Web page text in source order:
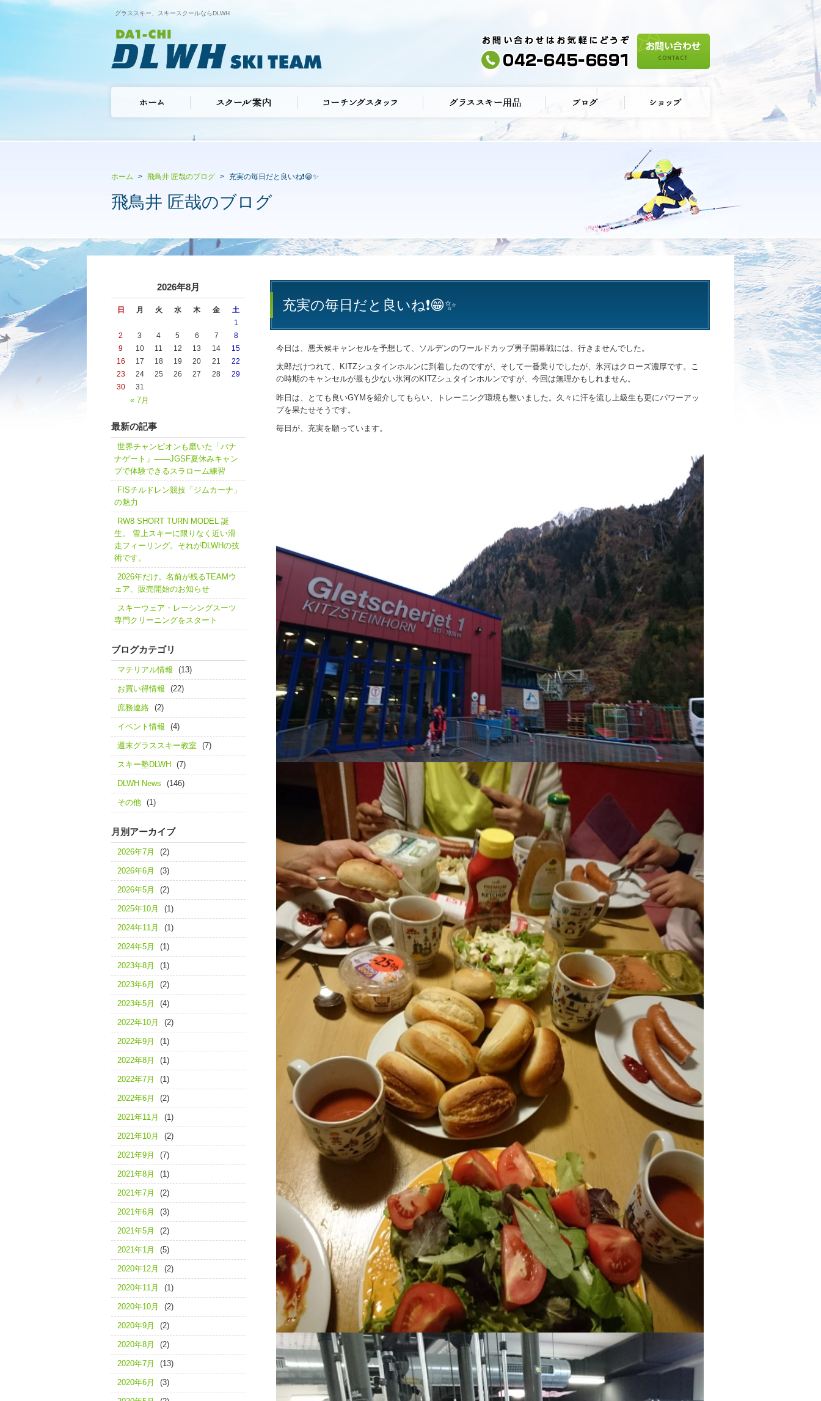
グラススキー、スキースクールならDLWH
ホーム 飛鳥井 匠哉のブログ 充実の毎日だと良いね❗😁✨
飛鳥井 匠哉のブログ
充実の毎日だと良いね❗😁✨
今日は、悪天候キャンセルを予想して、ソルデンのワールドカップ男子開幕戦には、行きませんでした。
太郎だけつれて、KITZシュタインホルンに到着したのですが、そして一番乗りでしたが、氷河はクローズ濃厚です。こ
の時期のキャンセルが最も少ない氷河のKITZシュタインホルンですが、今回は無理かもしれません。
昨日は、とても良いGYMを紹介してもらい、トレーニング環境も整いました。久々に汗を流し上級生も更にパワーアッ
プを果たせそうです。
毎日が、充実を願っています。
2026年8月
日 月 火 水 木 金 土
« 7月
1
2
3 4 5 6 7
8
9
10 11 12 13 14
15
16
17 18 19 20 21
22
23
24 25 26 27 28
29
30
31
最新の記事
世界チャンピオンも磨いた「バナ
ナゲート」――JGSF夏休みキャン
プで体験できるスラローム練習
FISチルドレン競技「ジムカーナ」
の魅力
RW8 SHORT TURN MODEL 誕
生。 雪上スキーに限りなく近い滑
走フィーリング。それがDLWHの技
術です。
2026年だけ。名前が残るTEAMウ
ェア、販売開始のお知らせ
スキーウェア・レーシングスーツ
専門クリーニングをスタート
ブログカテゴリ
マテリアル情報 (13)
お買い得情報 (22)
庶務連絡 (2)
イベント情報 (4)
週末グラススキー教室 (7)
スキー塾DLWH (7)
DLWH News (146)
その他 (1)
月別アーカイブ
2026年7月 (2)
2026年6月 (3)
2026年5月 (2)
2025年10月 (1)
2024年11月 (1)
2024年5月 (1)
2023年8月 (1)
2023年6月 (2)
2023年5月 (4)
2022年10月 (2)
2022年9月 (1)
2022年8月 (1)
2022年7月 (1)
2022年6月 (2)
2021年11月 (1)
2021年10月 (2)
2021年9月 (7)
2021年8月 (1)
2021年7月 (2)
2021年6月 (3)
2021年5月 (2)
2021年1月 (5)
2020年12月 (2)
2020年11月 (1)
2020年10月 (2)
2020年9月 (2)
2020年8月 (2)
2020年7月 (13)
2020年6月 (3)